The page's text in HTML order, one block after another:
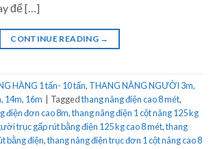
để […]
CONTINUE READING →
HÀNG 1 tấn- 10 tấn, THANG NÂNG NGƯỜI 3m,
14m, 16m
Taggedthang nâng điện cao 8 mét,
điện đơn cao 8m,thang nâng điện 1 cột nâng 125 kg
trục gấp rút bằng điện 125 kg cao 8 mét,thang
bằng điện,thang nâng điện trục đơn 1 cột nâng cao 8